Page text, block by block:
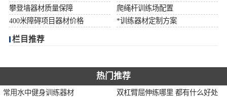
攀登墙器材质量保障
爬绳杆训练场配置
400米障碍项目器材价格
*训练器材定制方案
栏目推荐
热门推荐
常用水中健身训练器材 双杠臂屈伸练哪里 都有什么好处